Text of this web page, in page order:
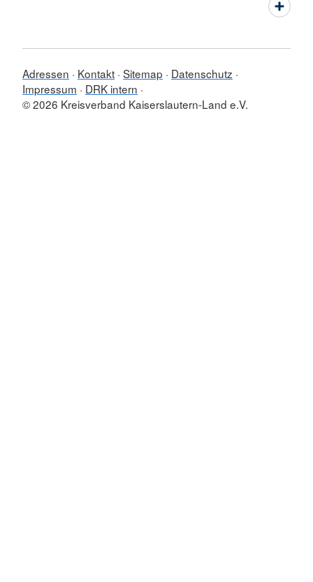
Adressen Kontakt Sitemap
Datenschutz
Impressum
DRK intern
© 2026 Kreisverband Kaiserslautern-Land e.V.